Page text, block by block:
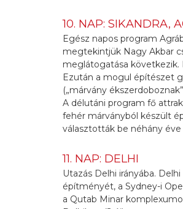
10. NAP: SIKANDRA,
Egész napos program
megtekintjük Nagy Akbar
meglátogatása következik.
Ezután a mogul építészet
(„márvány
A délutáni program fő
fehér márványból készült
választották be néhány
11. NAP: DELHI
Utazás Delhi irányába.
építményét, a Sydney-i
a Qutab Minar